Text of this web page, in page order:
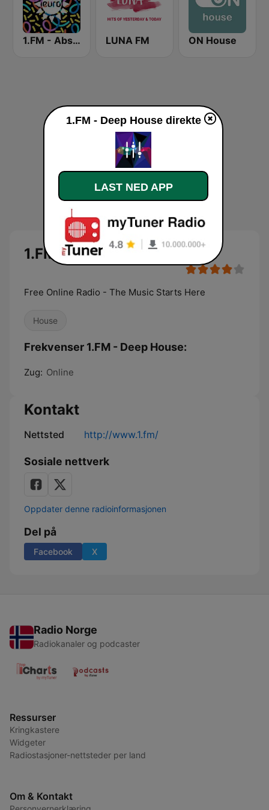
1.FM - Absolute Trance LUNA FM ON House
1.FM - Deep House
Free Online Radio - The Music Starts Here
House
Frekvenser 1.FM - Deep House:
Zug: Online
Kontakt
Nettsted http://www.1.fm/
Sosiale nettverk
Oppdater denne radioinformasjonen
Del på
Facebook X
Radio Norge
Radiokanaler og podcaster
Ressurser
Kringkastere
Widgeter
Radiostasjoner-nettsteder per land
Om & Kontakt
1.FM - Deep House direkte
LAST NED APP